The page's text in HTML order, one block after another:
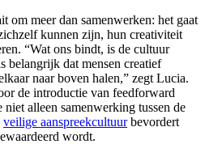
om meer dan samenwerken: het gaat
kunnen zijn, hun creativiteit
“Wat ons bindt, is de cultuur
belangrijk dat mensen creatief
naar boven halen,” zegt Lucia.
de introductie van feedforward
alleen samenwerking tussen de
veilige aanspreekcultuurbevordert
wordt.